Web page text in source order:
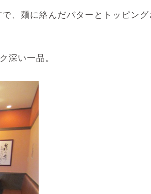
、麺に絡んだバターとトッピング
深い一品。